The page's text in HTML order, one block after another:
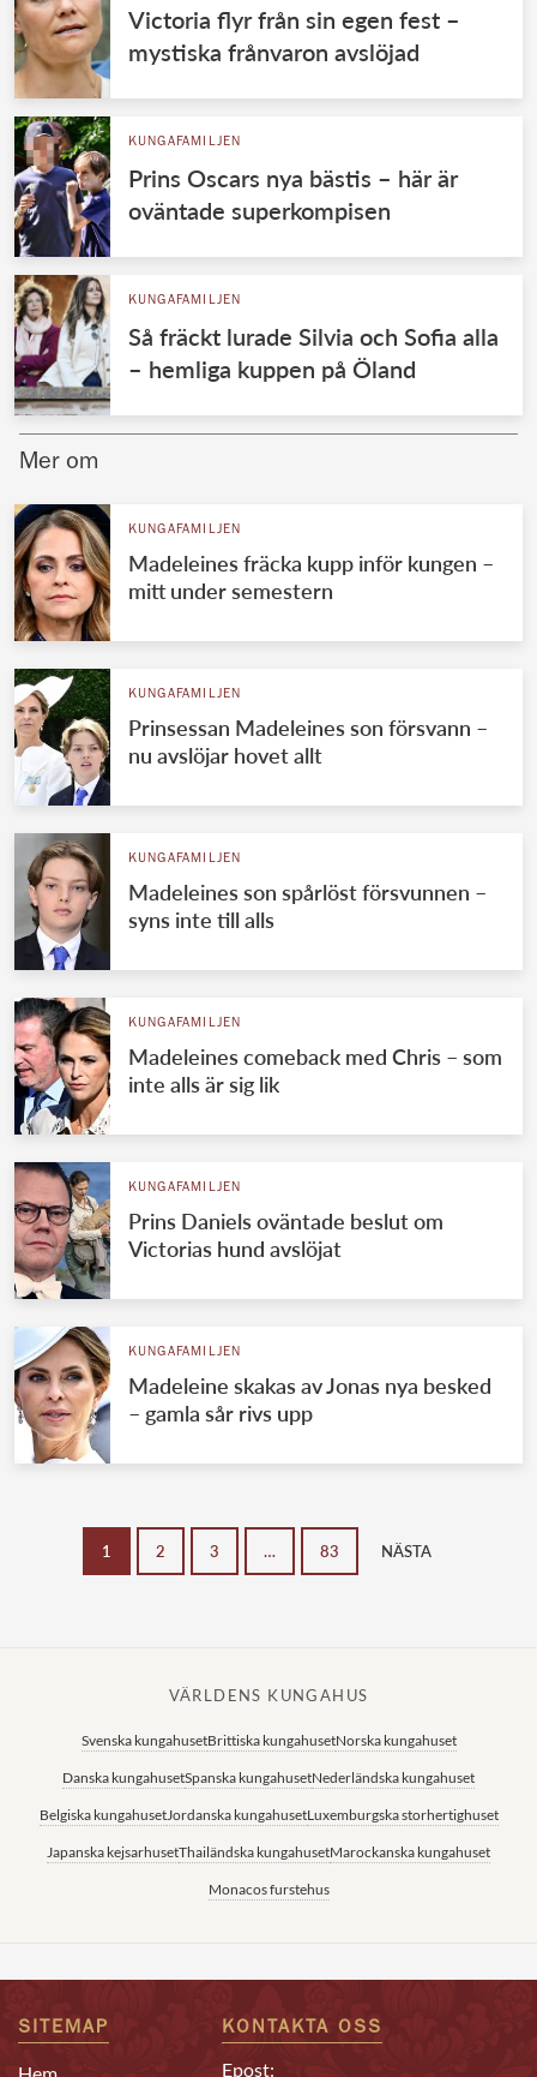
Victoria flyr från sin egen fest –
mystiska frånvaron avslöjad
KUNGAFAMILJEN
Prins Oscars nya bästis – här är
oväntade superkompisen
KUNGAFAMILJEN
Så fräckt lurade Silvia och Sofia alla
– hemliga kuppen på Öland
Mer om
KUNGAFAMILJEN
Madeleines fräcka kupp inför kungen –
mitt under semestern
KUNGAFAMILJEN
Prinsessan Madeleines son försvann –
nu avslöjar hovet allt
KUNGAFAMILJEN
Madeleines son spårlöst försvunnen –
syns inte till alls
KUNGAFAMILJEN
Madeleines comeback med Chris – som
inte alls är sig lik
KUNGAFAMILJEN
Prins Daniels oväntade beslut om
Victorias hund avslöjat
KUNGAFAMILJEN
Madeleine skakas av Jonas nya besked
– gamla sår rivs upp
1 2 3 … 83 NÄSTA
VÄRLDENS KUNGAHUS
Svenska kungahusetBrittiska kungahusetNorska kungahuset
Danska kungahusetSpanska kungahusetNederländska kungahuset
Belgiska kungahusetJordanska kungahusetLuxemburgska storhertighuset
Japanska kejsarhusetThailändska kungahusetMarockanska kungahuset
Monacos furstehus
SITEMAP KONTAKTA OSS
Epost: